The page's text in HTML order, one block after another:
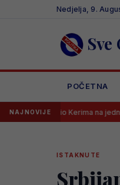
Nedjelja, 9.
POČETNA
NAJNOVIJE
Kerima na jednu stvar
ISTAKNUTE